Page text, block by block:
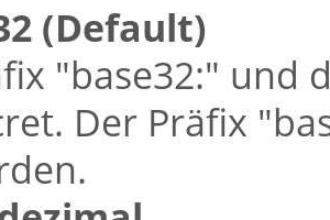
(Default)
"base32:" und
Der Präfix